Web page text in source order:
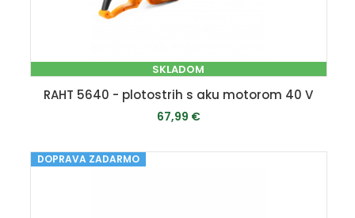
SKLADOM
RAHT 5640 - plotostrih s aku motorom 40 V
67,99 €
PRIDAŤ DO KOŠÍKA
DOPRAVA ZADARMO